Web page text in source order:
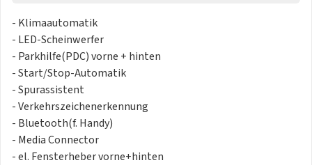
- Klimaautomatik
- LED-Scheinwerfer
- Parkhilfe(PDC) vorne + hinten
- Start/Stop-Automatik
- Spurassistent
- Verkehrszeichenerkennung
- Bluetooth(f. Handy)
- Media Connector
- el. Fensterheber vorne+hinten